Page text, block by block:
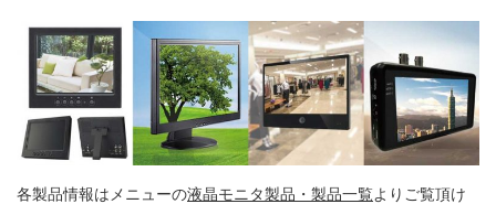
各製品情報はメニューの液晶モニタ製品・製品一覧よりご覧頂け